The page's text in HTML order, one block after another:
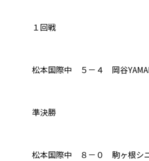
１回戦
松本国際中 ５－４ 岡谷
準決勝
松本国際中 ８－０ 駒ヶ根シ